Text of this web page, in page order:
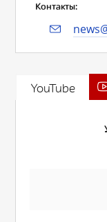
Контакты:
YouTube